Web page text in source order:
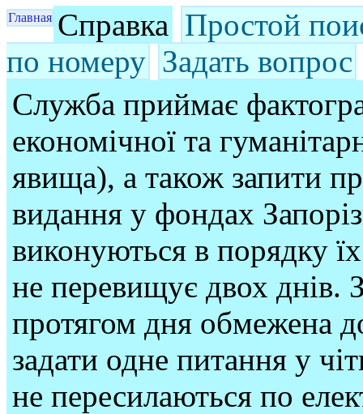
Главная Справка Простой
по номеру Задать вопрос
Служба приймає
економічної та
явища), а також запити
видання у фондах
виконуються в порядку
не перевищує двох днів.
протягом дня обмежена
задати одне питання у
не пересилаються по